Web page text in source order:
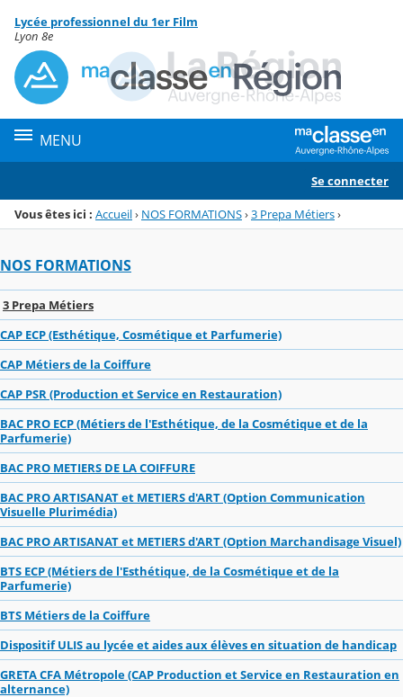
Menu de la rubrique
Contenu
Lycée professionnel du 1er Film
Lyon 8e
MENU
Se connecter
Vous êtes ici : Accueil› NOS FORMATIONS›3 Prepa Métiers›
NOS FORMATIONS
3 Prepa Métiers
CAP ECP (Esthétique, Cosmétique et Parfumerie)
CAP Métiers de la Coiffure
CAP PSR (Production et Service en Restauration)
BAC PRO ECP (Métiers de l'Esthétique, de la Cosmétique et de la
Parfumerie)
BAC PRO METIERS DE LA COIFFURE
BAC PRO ARTISANAT et METIERS d'ART (Option Communication
Visuelle Plurimédia)
BAC PRO ARTISANAT et METIERS d'ART (Option Marchandisage Visuel)
BTS ECP (Métiers de l'Esthétique, de la Cosmétique et de la
Parfumerie)
BTS Métiers de la Coiffure
Dispositif ULIS au lycée et aides aux élèves en situation de handicap
GRETA CFA Métropole (CAP Production et Service en Restauration en
alternance)